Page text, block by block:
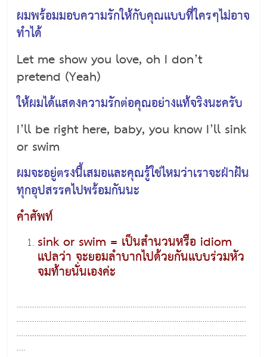
ผมพร้อมมอบความรักให้กับคุณแบบที่ใครๆไม่อาจ
ทำได้
Let me show you love, oh I don’t
pretend (Yeah)
ให้ผมได้แสดงความรักต่อคุณอย่างแท้จริงนะครับ
I’ll be right here, baby, you know I’ll sink
or swim
ผมจะอยู่ตรงนี้เสมอและคุณรู้ใช่ไหมว่าเราจะฝ่าฝัน
ทุกอุปสรรคไปพร้อมกันนะ
คำศัพท์
sink or swim = เป็นสำนวนหรือ idiom
แปลว่า จะยอมลำบากไปด้วยกันแบบร่วมหัว
จมท้ายนั่นเองค่ะ
……………………………………………………………………………………………
……………………………………………………………………………………………
……………………………………………………………………………………………
….